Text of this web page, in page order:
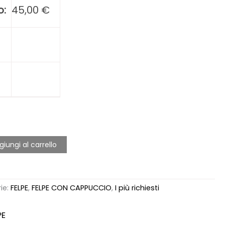
45,00 €
al carrello
FELPE,FELPE CON CAPPUCCIO,I più richiesti